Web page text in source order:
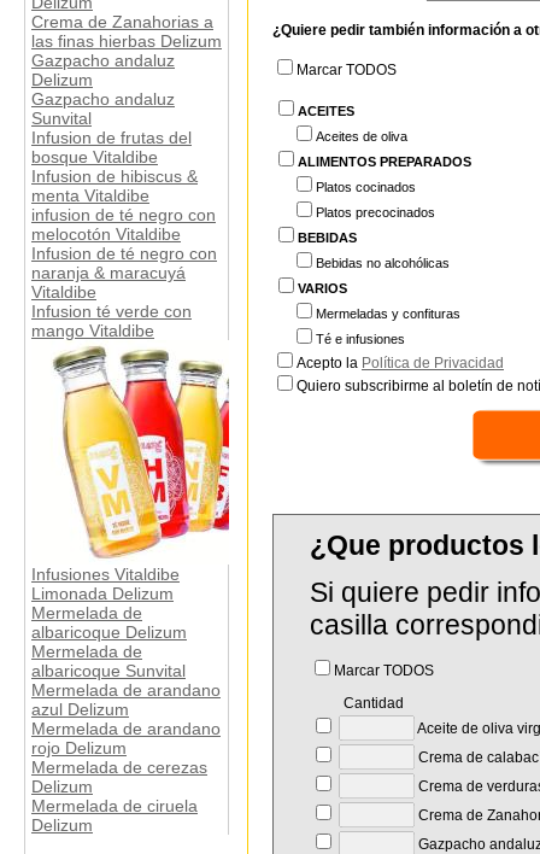
Crema de Zanahorias a
las finas hierbas Delizum
Gazpacho andaluz
Delizum
Gazpacho andaluz
Sunvital
Infusion de frutas del
bosque Vitaldibe
Infusion de hibiscus &
menta Vitaldibe
infusion de té negro con
melocotón Vitaldibe
Infusion de té negro con
naranja & maracuyá
Vitaldibe
Infusion té verde con
mango Vitaldibe
Infusiones Vitaldibe
Limonada Delizum
Mermelada de
albaricoque Delizum
Mermelada de
albaricoque Sunvital
Mermelada de arandano
azul Delizum
Mermelada de arandano
rojo Delizum
Mermelada de cerezas
Delizum
Mermelada de ciruela
Delizum
¿Quiere pedir también información a
Marcar TODOS
ACEITES
Aceites de oliva
ALIMENTOS PREPARADOS
Platos cocinados
Platos precocinados
BEBIDAS
Bebidas no alcohólicas
VARIOS
Mermeladas y confituras
Té e infusiones
Acepto la Política de Privacidad
Quiero subscribirme al boletín de
¿Que productos
Si quiere pedir
casilla
Marcar TODOS
Cantidad
Aceite de oliva
Crema de
Crema de
Crema de
Gazpacho